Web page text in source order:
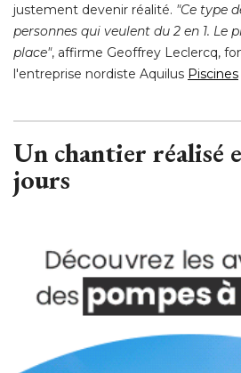
justement devenir réalité. "Ce type
personnes qui veulent du 2 en 1. Le
place", affirme Geoffrey Leclercq,
l'entreprise nordiste Aquilus Piscines
Un chantier réalisé
jours